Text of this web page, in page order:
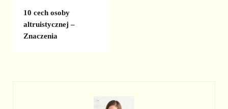
10 cech osoby
altruistycznej –
Znaczenia